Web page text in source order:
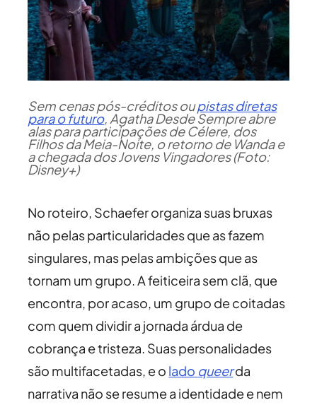
Sem cenas pós-créditos oupistas diretas
para o futuro, Agatha Desde Sempre abre
alas para participações de Célere, dos
Filhos da Meia-Noite, o retorno de Wanda e
a chegada dos Jovens Vingadores (Foto:
Disney+)
No roteiro, Schaefer organiza suas bruxas
não pelas particularidades que as fazem
singulares, mas pelas ambições que as
tornam um grupo. A feiticeira sem clã, que
encontra, por acaso, um grupo de coitadas
com quem dividir a jornada árdua de
cobrança e tristeza. Suas personalidades
são multifacetadas, e o lado queerda
narrativa não se resume a identidade e nem